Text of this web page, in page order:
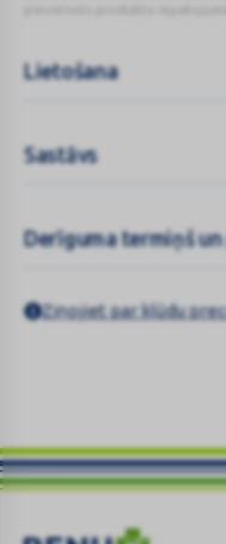
Lietošana
Sastāvs
Derīguma termiņš
Ziņojiet par kļūdu